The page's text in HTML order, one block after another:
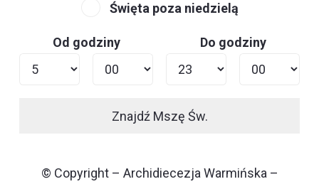
Święta poza niedzielą
Od godziny Do godziny
Znajdź Mszę Św.
© Copyright – Archidiecezja Warmińska –